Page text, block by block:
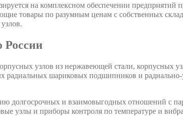
на комплексном обеспечении
товары по разумным ценам с собственных
России
узлов из нержавеющей стали,
радиальных шариковых подшипников и
и взаимовыгодных отношений с
узлы и приборы контроля по температуре и